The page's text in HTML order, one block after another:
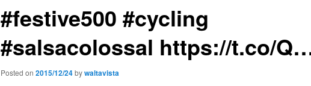
#festive500 #cycling
#salsacolossal https://t.co/
Posted on 2015/12/24bywaltavista